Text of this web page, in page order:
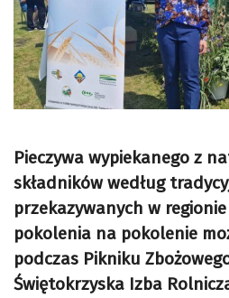
Pieczywa wypiekanego z
składników według
przekazywanych w
pokolenia na pokolenie
podczas Pikniku
Świętokrzyska Izba